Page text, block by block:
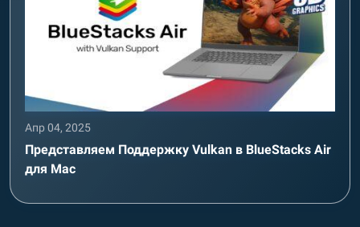
Апр 04, 2025
Представляем Поддержку Vulkan в BlueStacks Air
для Mac